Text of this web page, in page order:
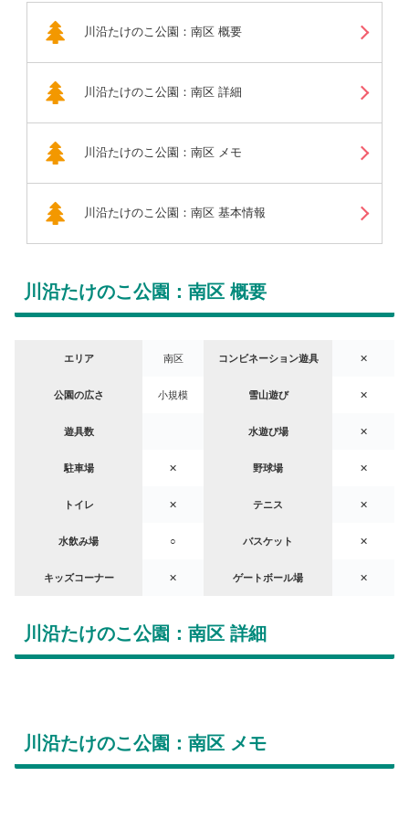
川沿たけのこ公園：南区 概要
川沿たけのこ公園：南区 詳細
川沿たけのこ公園：南区 メモ
川沿たけのこ公園：南区 基本情報
川沿たけのこ公園：南区 概要
エリア 南区 コンビネーション遊具 ✕
公園の広さ 小規模 雪山遊び ✕
遊具数 水遊び場 ✕
駐車場 ✕ 野球場 ✕
トイレ ✕ テニス ✕
水飲み場 ○ バスケット ✕
キッズコーナー ✕ ゲートボール場 ✕
川沿たけのこ公園：南区 詳細
川沿たけのこ公園：南区 メモ